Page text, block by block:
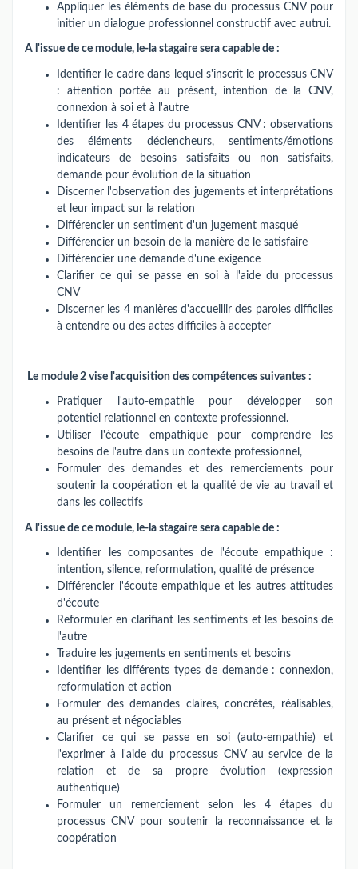
Appliquer les éléments de base du processus CNV pour
initier un dialogue professionnel constructif avec autrui.
A l'issue de ce module, le-la stagaire sera capable de :
Identifier le cadre dans lequel s'inscrit le processus CNV
: attention portée au présent, intention de la CNV,
connexion à soi et à l'autre
Identifier les 4 étapes du processus CNV : observations
des éléments déclencheurs, sentiments/émotions
indicateurs de besoins satisfaits ou non satisfaits,
demande pour évolution de la situation
Discerner l'observation des jugements et interprétations
et leur impact sur la relation
Différencier un sentiment d'un jugement masqué
Différencier un besoin de la manière de le satisfaire
Différencier une demande d'une exigence
Clarifier ce qui se passe en soi à l'aide du processus
CNV
Discerner les 4 manières d'accueillir des paroles difficiles
à entendre ou des actes difficiles à accepter
Le module 2 vise l'acquisition des compétences suivantes :
Pratiquer l'auto-empathie pour développer son
potentiel relationnel en contexte professionnel.
Utiliser l'écoute empathique pour comprendre les
besoins de l'autre dans un contexte professionnel,
Formuler des demandes et des remerciements pour
soutenir la coopération et la qualité de vie au travail et
dans les collectifs
A l'issue de ce module, le-la stagaire sera capable de :
Identifier les composantes de l'écoute empathique :
intention, silence, reformulation, qualité de présence
Différencier l'écoute empathique et les autres attitudes
d'écoute
Reformuler en clarifiant les sentiments et les besoins de
l'autre
Traduire les jugements en sentiments et besoins
Identifier les différents types de demande : connexion,
reformulation et action
Formuler des demandes claires, concrètes, réalisables,
au présent et négociables
Clarifier ce qui se passe en soi (auto-empathie) et
l'exprimer à l'aide du processus CNV au service de la
relation et de sa propre évolution (expression
authentique)
Formuler un remerciement selon les 4 étapes du
processus CNV pour soutenir la reconnaissance et la
coopération